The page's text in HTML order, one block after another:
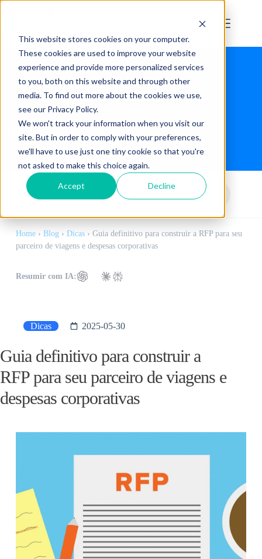
This website stores cookies on your computer.
These cookies are used to improve your website
experience and provide more personalized services
to you, both on this website and through other
media. To find out more about the cookies we use,
see our Privacy Policy.
We won't track your information when you visit our
site. But in order to comply with your preferences,
we'll have to use just one tiny cookie so that you're
not asked to make this choice again.
Accept Decline
Blog
Home› Blog› Dicas› Guia definitivo para construir a RFP para seu
parceiro de viagens e despesas corporativas
Resumir com IA:
Dicas 2025-05-30
Guia definitivo para construir a
RFP para seu parceiro de viagens e
despesas corporativas